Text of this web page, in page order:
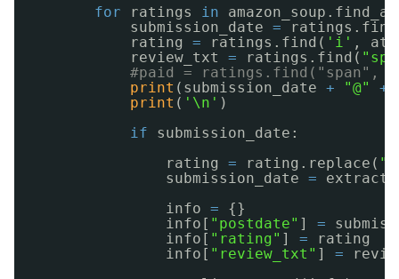
for
ratings in
submission_date =
rating = ratings.find( 'i' ,
review_txt = ratings.find(
#paid = ratings.find("span",
print (submission_date + "@" +
print ( '\n' )
if
submission_date:
rating = rating.replace( "5
submission_date =
info =
{}
info[ "postdate" ] =
info[ "rating" ] =
rating
info[ "review_txt" ] =